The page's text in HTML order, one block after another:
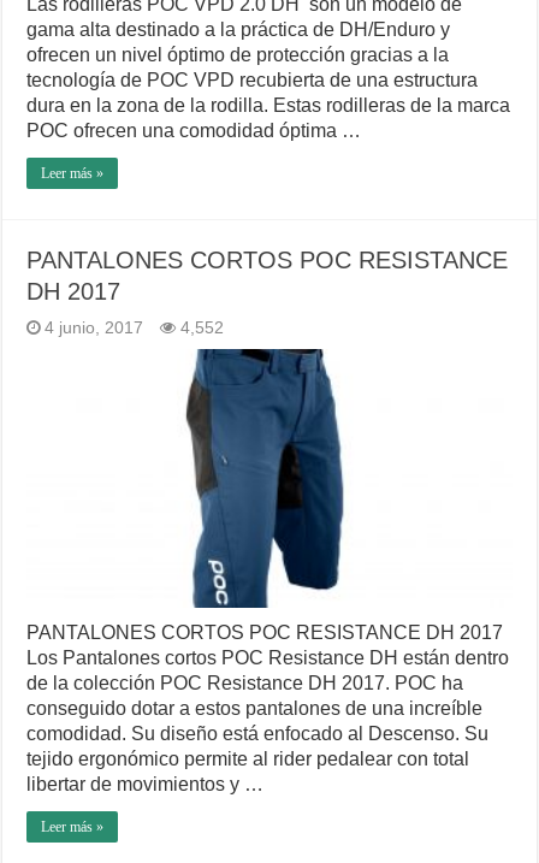
Las rodilleras POC VPD 2.0 DH son un modelo de
gama alta destinado a la práctica de DH/Enduro y
ofrecen un nivel óptimo de protección gracias a la
tecnología de POC VPD recubierta de una estructura
dura en la zona de la rodilla. Estas rodilleras de la marca
POC ofrecen una comodidad óptima …
Leer más »
PANTALONES CORTOS POC RESISTANCE
DH 2017
4 junio, 2017 4,552
PANTALONES CORTOS POC RESISTANCE DH 2017
Los Pantalones cortos POC Resistance DH están dentro
de la colección POC Resistance DH 2017. POC ha
conseguido dotar a estos pantalones de una increíble
comodidad. Su diseño está enfocado al Descenso. Su
tejido ergonómico permite al rider pedalear con total
libertar de movimientos y …
Leer más »